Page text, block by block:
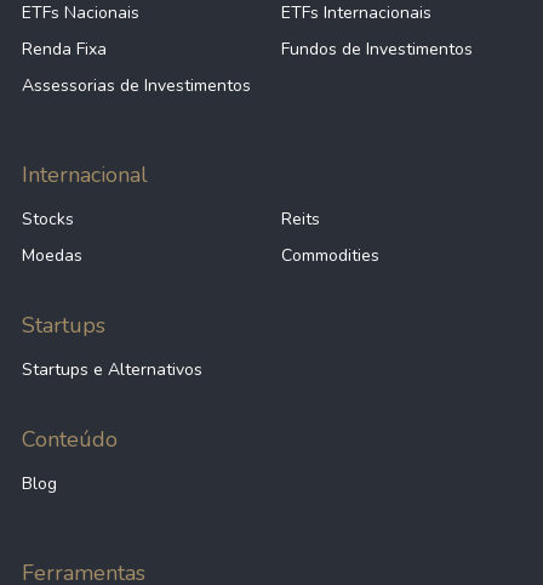
ETFs Nacionais
ETFs Internacionais
Renda Fixa
Fundos de Investimentos
Assessorias de Investimentos
Internacional
Stocks
Reits
Moedas
Commodities
Startups
Startups e Alternativos
Conteúdo
Blog
Ferramentas